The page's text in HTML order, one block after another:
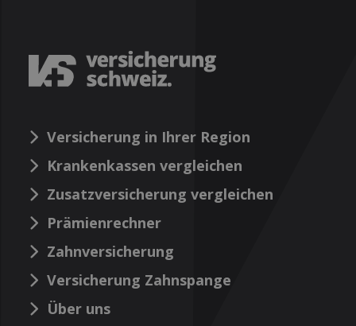
Versicherung in Ihrer Region
Krankenkassen vergleichen
Zusatzversicherung vergleichen
Prämienrechner
Zahnversicherung
Versicherung Zahnspange
Über uns